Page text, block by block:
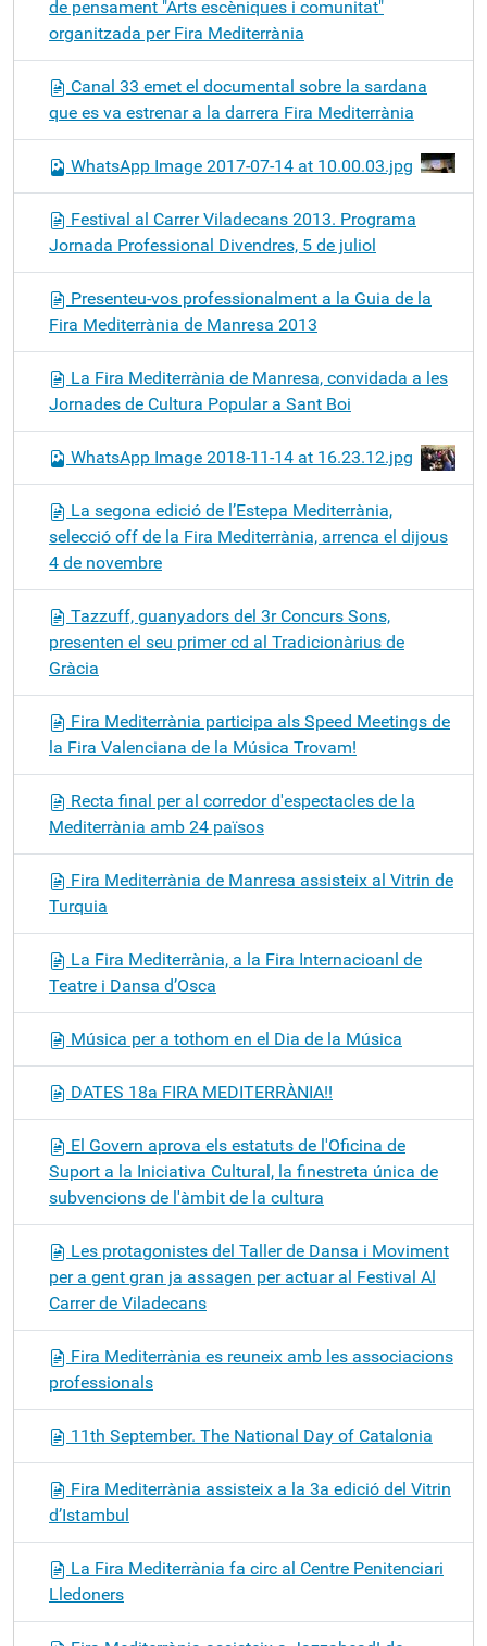
de pensament "Arts escèniques i comunitat"
organitzada per Fira Mediterrània
Canal 33 emet el documental sobre la sardana
que es va estrenar a la darrera Fira Mediterrània
WhatsApp Image 2017-07-14 at 10.00.03.jpg
Festival al Carrer Viladecans 2013. Programa
Jornada Professional Divendres, 5 de juliol
Presenteu-vos professionalment a la Guia de la
Fira Mediterrània de Manresa 2013
La Fira Mediterrània de Manresa, convidada a les
Jornades de Cultura Popular a Sant Boi
WhatsApp Image 2018-11-14 at 16.23.12.jpg
La segona edició de l’Estepa Mediterrània,
selecció off de la Fira Mediterrània, arrenca el dijous
4 de novembre
Tazzuff, guanyadors del 3r Concurs Sons,
presenten el seu primer cd al Tradicionàrius de
Gràcia
Fira Mediterrània participa als Speed Meetings de
la Fira Valenciana de la Música Trovam!
Recta final per al corredor d'espectacles de la
Mediterrània amb 24 països
Fira Mediterrània de Manresa assisteix al Vitrin de
Turquia
La Fira Mediterrània, a la Fira Internacioanl de
Teatre i Dansa d’Osca
Música per a tothom en el Dia de la Música
DATES 18a FIRA MEDITERRÀNIA!!
El Govern aprova els estatuts de l'Oficina de
Suport a la Iniciativa Cultural, la finestreta única de
subvencions de l'àmbit de la cultura
Les protagonistes del Taller de Dansa i Moviment
per a gent gran ja assagen per actuar al Festival Al
Carrer de Viladecans
Fira Mediterrània es reuneix amb les associacions
professionals
11th September. The National Day of Catalonia
Fira Mediterrània assisteix a la 3a edició del Vitrin
d’Istambul
La Fira Mediterrània fa circ al Centre Penitenciari
Lledoners